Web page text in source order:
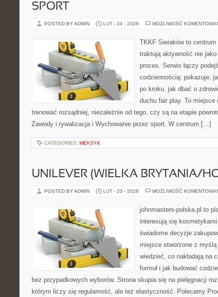
SPORT
POSTED BY ADMIN LUT - 24 - 2026 MOŻLIWOŚĆ
TKKF Sieraków to
traktują aktywność nie
proces. Serwis łączy
codziennością: pokazuje,
po kroku, jak dbać o
duchu fair play. To
trenować rozsądniej, niezależnie od tego, czy są na etapie
Zawody i rywalizacja i Wychowanie przez sport. W centrum […]
CATEGORIES: MEKSYK
UNILEVER (WIELKA BRYTANIA/
POSTED BY ADMIN LUT - 23 - 2026 MOŻLIWOŚĆ
johnmasters-polska.pl to
interesują się
świadome decyzje
miejsce stworzone z
wiedzieć, co nakładają na
formuł i jak budować
bez przypadkowych wyborów. Strona skupia się na pielęgnacji
którym liczy się regularność, ale też elastyczność. Polecamy